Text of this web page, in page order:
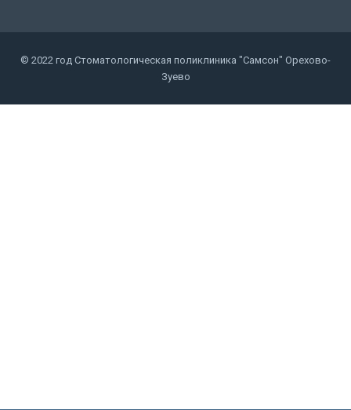
© 2022 год Стоматологическая поликлиника "Самсон" Орехово-
Зуево